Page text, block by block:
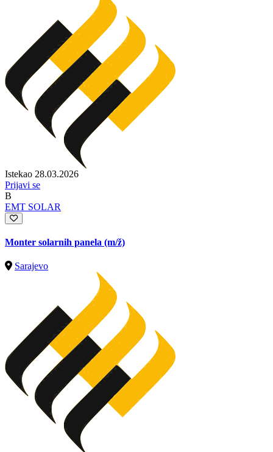
Istekao 28.03.2026
Prijavi se
B
EMT SOLAR
Monter solarnih panela (m/ž)
Sarajevo